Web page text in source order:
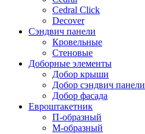
Cedral Click
Decover
Сэндвич панели
Кровельные
Стеновые
Доборные элементы
Добор крыши
Добор сэндвич панели
Добор фасада
Евроштакетник
П-образный
М-образный